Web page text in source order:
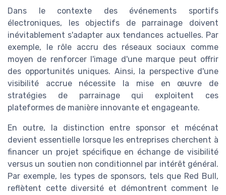
Dans le contexte des événements sportifs
électroniques, les objectifs de parrainage doivent
inévitablement s'adapter aux tendances actuelles. Par
exemple, le rôle accru des réseaux sociaux comme
moyen de renforcer l'image d'une marque peut offrir
des opportunités uniques. Ainsi, la perspective d'une
visibilité accrue nécessite la mise en œuvre de
stratégies de parrainage qui exploitent ces
plateformes de manière innovante et engageante.
En outre, la distinction entre sponsor et mécénat
devient essentielle lorsque les entreprises cherchent à
financer un projet spécifique en échange de visibilité
versus un soutien non conditionnel par intérêt général.
Par exemple, les types de sponsors, tels que Red Bull,
reflètent cette diversité et démontrent comment le